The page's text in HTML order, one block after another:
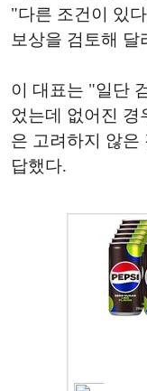
"다른 조건이 있
보상을 검토해 달
이 대표는 "일단
었는데 없어진 경
은 고려하지 않
답했다.